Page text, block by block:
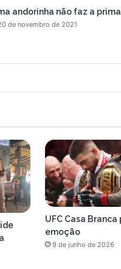
andorinha não faz a
de novembro de 2021
UFC Casa
emoção
9 de junho de 2026